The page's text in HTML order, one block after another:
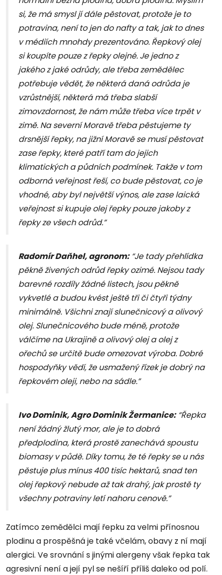
si, že má smysl jí dále pěstovat, protože je to
potravina, není to jen do nafty a tak, jak to dnes
v médiích mnohdy prezentováno. Řepkový olej
si koupíte pouze z řepky olejné. Je jedno z
jakého z jaké odrůdy, ale třeba zemědělec
potřebuje vědět, že některá daná odrůda je
vzrůstnější, některá má třeba slabší
zimovzdornost, že nám může třeba více trpět v
zimě. Na severní Moravě třeba pěstujeme ty
drsnější řepky, na jižní Moravě se musí pěstovat
zase řepky, které patří tam do jejich
klimatických a půdních podmínek. Takže v tom
odborná veřejnost řeší, co bude pěstovat, co je
vhodné, aby byl největší výnos, ale zase laická
veřejnost si kupuje olej řepky pouze jakoby z
řepky ze všech odrůd.”
Radomír Daňhel, agronom:“Je tady přehlídka
pěkně živených odrůd řepky ozimé. Nejsou tady
barevné rozdíly žádné listech, jsou pěkně
vykvetlé a budou kvést ještě tři či čtyři týdny
minimálně. Všichni znají slunečnicový a olivový
olej. Slunečnicového bude méně, protože
válčíme na Ukrajině a olivový olej a olej z
ořechů se určitě bude omezovat výroba. Dobré
hospodyňky vědí, že usmažený řízek je dobrý na
řepkovém oleji, nebo na sádle.”
Ivo Dominik, Agro Dominik Žermanice:“Řepka
není žádný žlutý mor, ale je to dobrá
předplodina, která prostě zanechává spoustu
biomasy v půdě. Díky tomu, že té řepky se u nás
pěstuje plus mínus 400 tisíc hektarů, snad ten
olej řepkový nebude až tak drahý, jak prostě ty
všechny potraviny letí nahoru cenově.”
Zatímco zemědělci mají řepku za velmi přínosnou
plodinu a prospěšná je také včelám, obavy z ní mají
alergici. Ve srovnání s jinými alergeny však řepka tak
agresivní není a její pyl se nešíří příliš daleko od polí.